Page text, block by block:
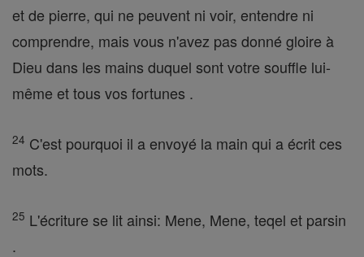
et de pierre, qui ne peuvent ni voir, entendre ni
comprendre, mais vous n'avez pas donné gloire à
Dieu dans les mains duquel sont votre souffle lui-
même et tous vos fortunes .
24 C'est pourquoi il a envoyé la main qui a écrit ces
mots.
25 L'écriture se lit ainsi: Mene, Mene, teqel et parsin
.